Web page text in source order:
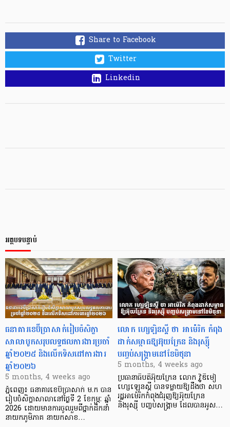
Share to Facebook
Twitter
Linkedin
អត្ថបទបន្ទាប់
ធនាគារខេប៊ីប្រាសាក់រៀបចំសិក្ខា
សាលាបូកសរុបលទ្ធផលការងារប្រចាំ
ឆ្នាំ២០២៥ និងលើកទិសដៅការងារ
ឆ្នាំ២០២៦
5 months, 4 weeks ago
ភ្នំពេញ៖ ធនាគារខេប៊ីប្រាសាក់ ម.ក បាន
រៀបចំសិក្ខាសាលានៅថ្ងៃទី 2 ខែកុម្ភៈ ឆ្នាំ
2026 ដោយមានការចូលរួមពីថ្នាក់ដឹកនាំ
នាយកភូមិភាគ នាយកសាខ…
លោក ហ្សេឡិនស្គី ថា អាម៉េរិក កំពុង
ដាក់សម្ពាធឱ្យអ៊ុយក្រែន និងរុស្ស៊ី
បញ្ចប់សង្គ្រាមនៅខែមិថុនា
5 months, 4 weeks ago
ប្រធានាធិបតីអ៊ុយក្រែន លោក វ្ល៉ូឌីមៀ
ហ្សេឡេនស្គី បានទម្លាយឱ្យដឹងថា សហ
រដ្ឋអាម៉េរិកកំពុងជំរុញឱ្យអ៊ុយក្រែន
និងរុស្ស៊ី បញ្ចប់សង្គ្រាម ដែលបានអូស…